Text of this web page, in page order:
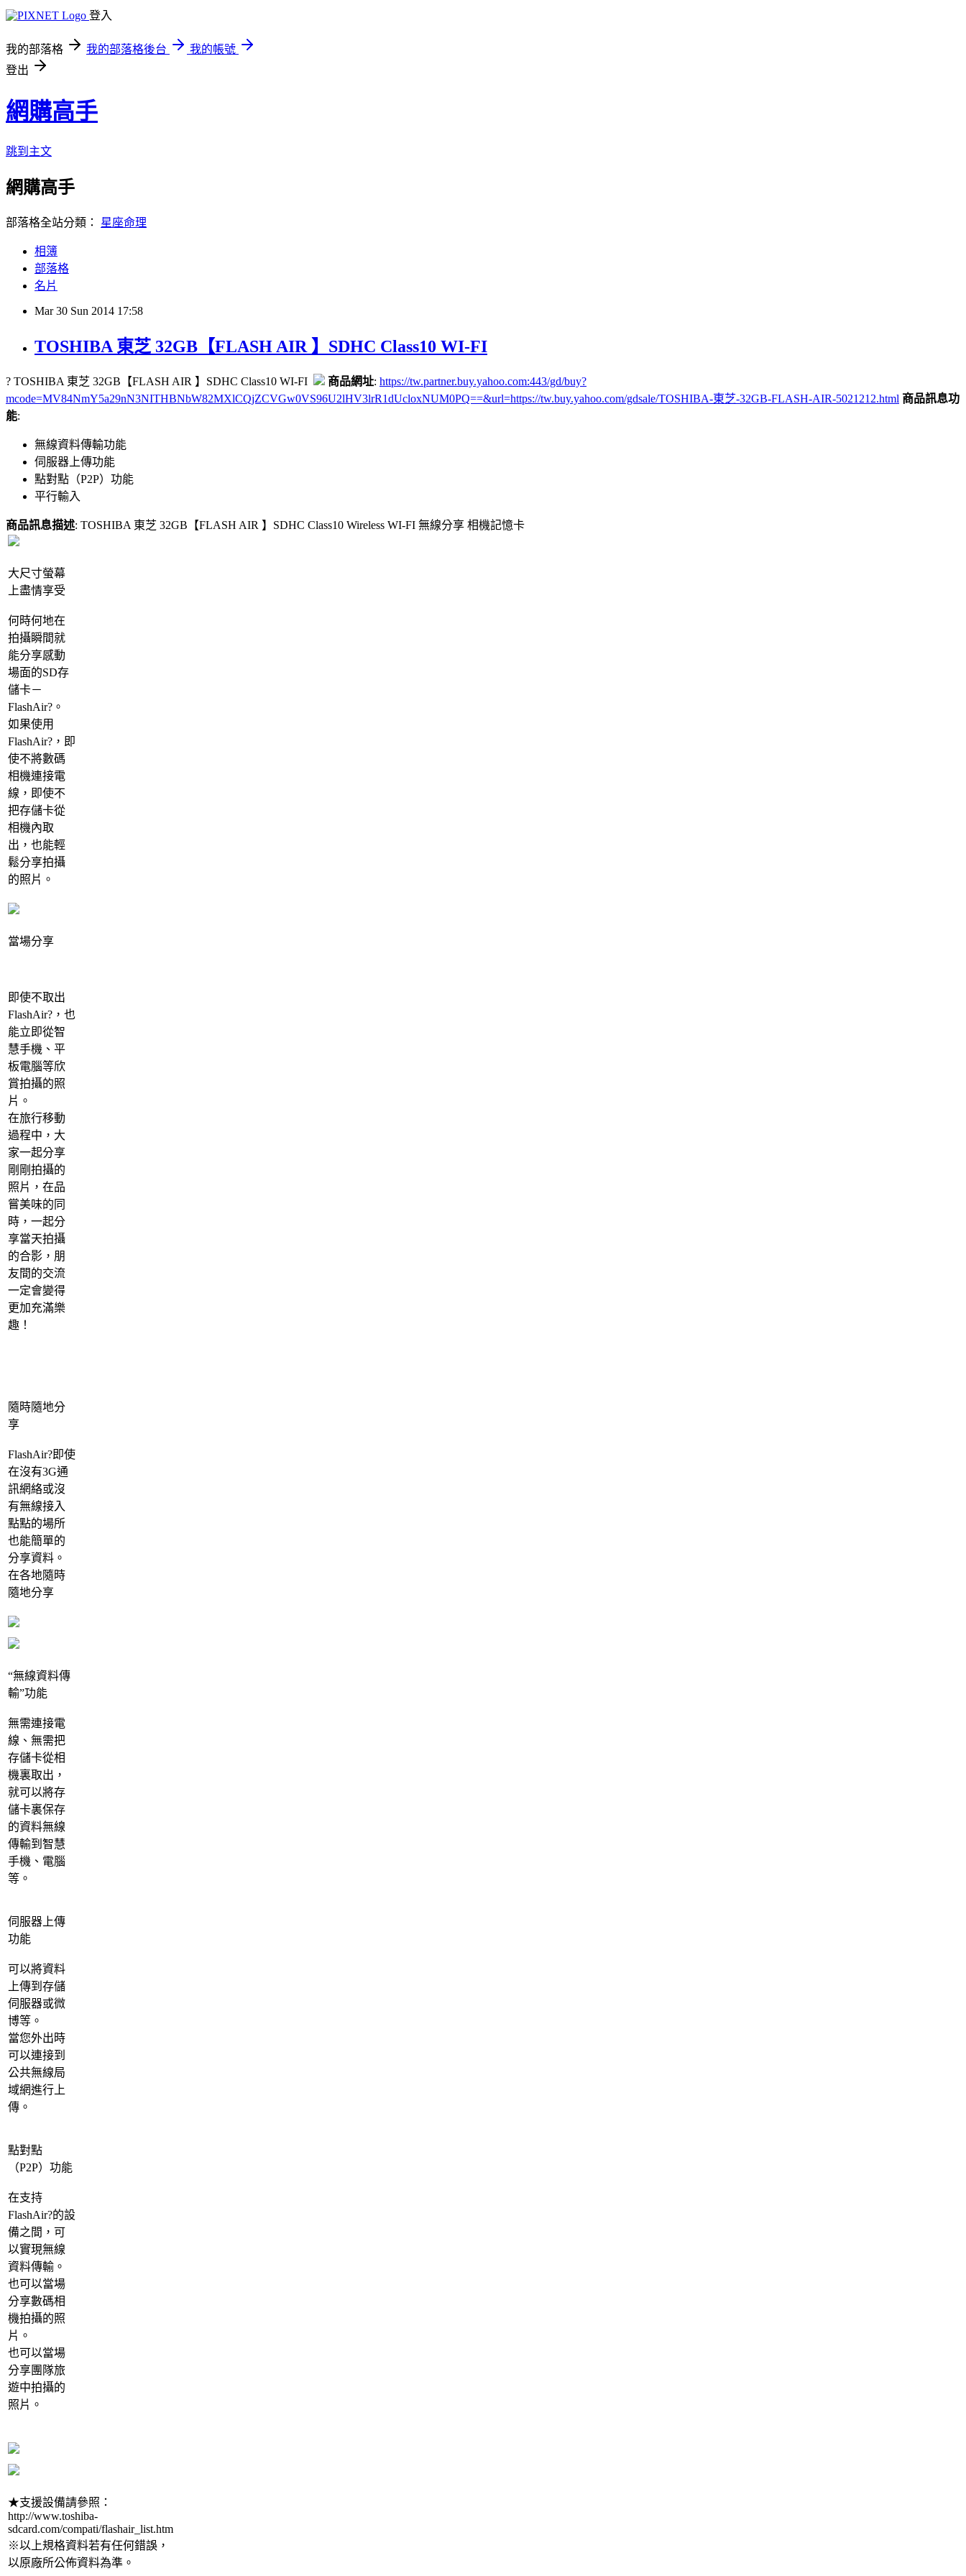
登入
我的部落格 我的部落格後台
我的帳號
登出
網購高手
跳到主文
網購高手
部落格全站分類： 星座命理
相簿
部落格
名片
Mar 30 Sun 2014 17:58
TOSHIBA 東芝 32GB【FLASH AIR 】SDHC Class10 WI-FI
? TOSHIBA 東芝 32GB【FLASH AIR 】SDHC Class10 WI-FI 商品網址: https://tw.partner.buy.yahoo.com:443/gd/buy?
mcode=MV84NmY5a29nN3NITHBNbW82MXlCQjZCVGw0VS96U2lHV3lrR1dUcloxNUM0PQ==&url=https://tw.buy.yahoo.com/gdsale/TOSHIBA-東芝-32GB-FLASH-AIR-5021212.html 商品訊息功
能:
無線資料傳輸功能
伺服器上傳功能
點對點（P2P）功能
平行輸入
商品訊息描述: TOSHIBA 東芝 32GB【FLASH AIR 】SDHC Class10 Wireless WI-FI 無線分享 相機記憶卡
大尺寸螢幕
上盡情享受
何時何地在
拍攝瞬間就
能分享感動
場面的SD存
儲卡－
FlashAir?。
如果使用
FlashAir?，即
使不將數碼
相機連接電
線，即使不
把存儲卡從
相機內取
出，也能輕
鬆分享拍攝
的照片。
當場分享
即使不取出
FlashAir?，也
能立即從智
慧手機、平
板電腦等欣
賞拍攝的照
片。
在旅行移動
過程中，大
家一起分享
剛剛拍攝的
照片，在品
嘗美味的同
時，一起分
享當天拍攝
的合影，朋
友間的交流
一定會變得
更加充滿樂
趣！
隨時隨地分
享
FlashAir?即使
在沒有3G通
訊網絡或沒
有無線接入
點點的場所
也能簡單的
分享資料。
在各地隨時
隨地分享
“無線資料傳
輸”功能
無需連接電
線、無需把
存儲卡從相
機裏取出，
就可以將存
儲卡裏保存
的資料無線
傳輸到智慧
手機、電腦
等。
伺服器上傳
功能
可以將資料
上傳到存儲
伺服器或微
博等。
當您外出時
可以連接到
公共無線局
域網進行上
傳。
點對點
（P2P）功能
在支持
FlashAir?的設
備之間，可
以實現無線
資料傳輸。
也可以當場
分享數碼相
機拍攝的照
片。
也可以當場
分享團隊旅
遊中拍攝的
照片。
★支援設備請參照：
http://www.toshiba-
sdcard.com/compati/flashair_list.htm
※以上規格資料若有任何錯誤，
以原廠所公佈資料為準。